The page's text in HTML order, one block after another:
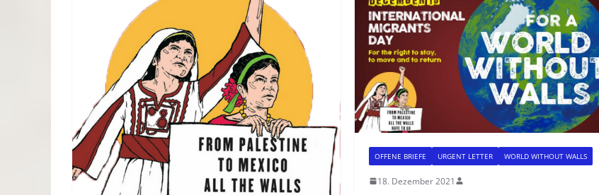
OFFENE BRIEFE URGENT LETTER WORLD WITHOUT WALLS
18. Dezember 2021